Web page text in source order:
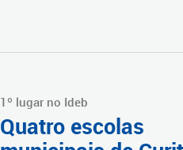
1º lugar no Ideb
Quatro escolas